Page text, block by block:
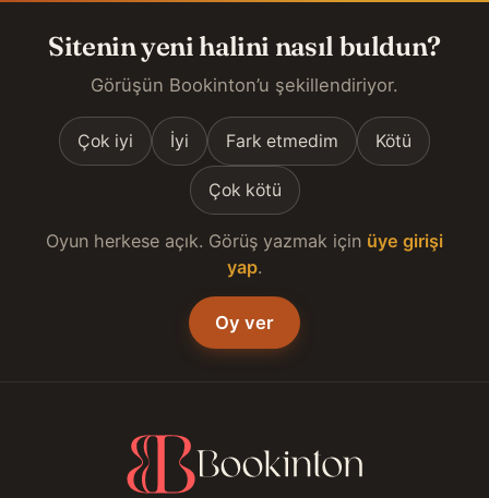
Sitenin yeni halini nasıl buldun?
Görüşün Bookinton’u şekillendiriyor.
Çok iyi İyi Fark etmedim Kötü
Çok kötü
Oyun herkese açık. Görüş yazmak için üye girişi
yap.
Oy ver